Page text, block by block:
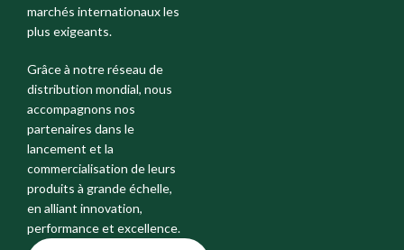
marchés internationaux les
plus exigeants.
Grâce à notre réseau de
distribution mondial, nous
accompagnons nos
partenaires dans le
lancement et la
commercialisation de leurs
produits à grande échelle,
en alliant innovation,
performance et excellence.